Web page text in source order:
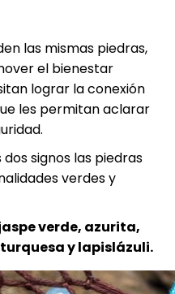
las mismas piedras,
el bienestar
lograr la conexión
les permitan aclarar
signos las piedras
verdes y
verde, azurita,
y lapislázuli.